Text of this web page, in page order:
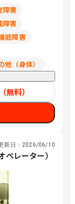
、彦根、烏丸
阪、箕面船場
、東岸和田、
歌山市、三本
、下祇園、櫛
島、松山、高
米、佐賀、平
障害
障害
能障害
他（身体）
料）
新日： 2026/06/10
レーター）